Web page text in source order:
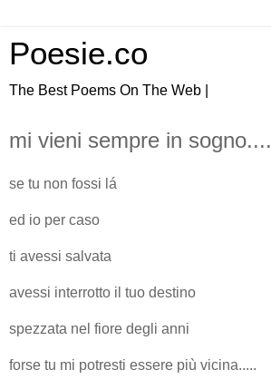
Poesie.co
The Best Poems On The Web |
mi vieni sempre in sogno....
se tu non fossi lá
ed io per caso
ti avessi salvata
avessi interrotto il tuo destino
spezzata nel fiore degli anni
forse tu mi potresti essere più vicina.....